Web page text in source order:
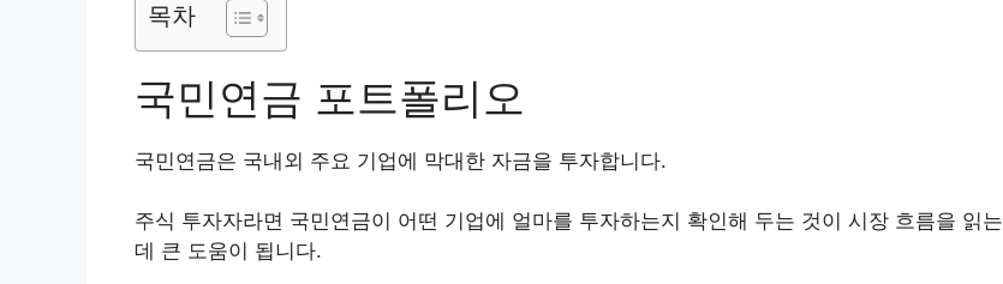
목차
국민연금 포트폴리오
국민연금은 국내외 주요 기업에 막대한 자금을 투자합니다.
주식 투자자라면 국민연금이 어떤 기업에 얼마를 투자하는지 확인해 두는 것이 시장 흐름을 읽는
데 큰 도움이 됩니다.